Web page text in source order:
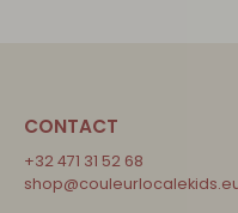
CONTACT
+32 471 31 52 68